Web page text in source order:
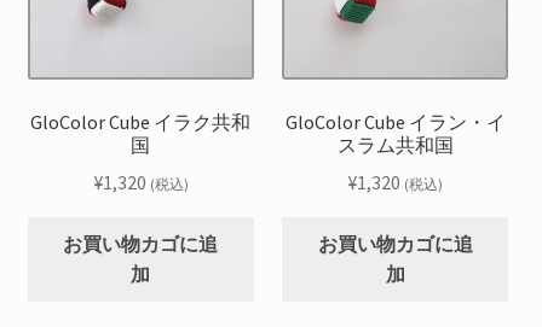
GloColor Cube イラク共和
国
¥1,320 (税込)
お買い物カゴに追
加
GloColor Cube イラン・イ
スラム共和国
¥1,320 (税込)
お買い物カゴに追
加